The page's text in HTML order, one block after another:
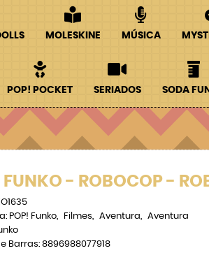
MOLESKINE MÚSICA
POP! POCKET SERIADOS SODA
FUNKO - ROBOCOP -
POP! Funko Filmes Aventura
Aventura
Barras: 8896988077918